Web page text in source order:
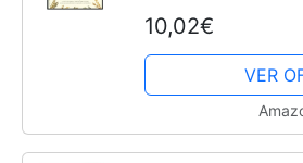
Crea Recetas
Desde Cero para
10,02€
VER